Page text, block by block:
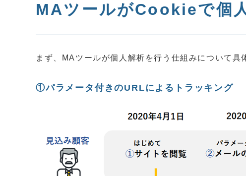
MAツールがCookieで個
まず、MAツールが個人解析を行う仕組みについて具
①パラメータ付きのURLによるトラッキング